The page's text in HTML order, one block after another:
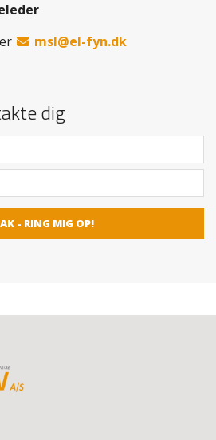
msl@el-fyn.dk
dig